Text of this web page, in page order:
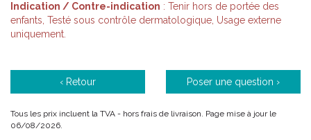
Indication / Contre-indication : Tenir hors de portée des
enfants, Testé sous contrôle dermatologique, Usage externe
uniquement.
‹ Retour Poser une question ›
Tous les prix incluent la TVA - hors frais de livraison. Page mise à jour le
06/08/2026.